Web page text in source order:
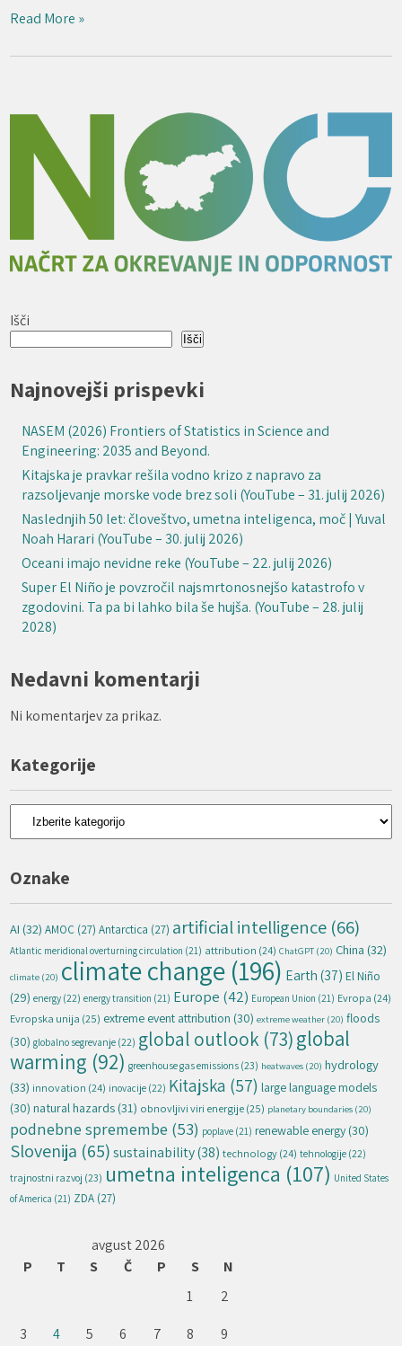
Read More »
Išči
Išči
Najnovejši prispevki
NASEM (2026) Frontiers of Statistics in Science and
Engineering: 2035 and Beyond.
Kitajska je pravkar rešila vodno krizo z napravo za
razsoljevanje morske vode brez soli (YouTube – 31. julij 2026)
Naslednjih 50 let: človeštvo, umetna inteligenca, moč | Yuval
Noah Harari (YouTube – 30. julij 2026)
Oceani imajo nevidne reke (YouTube – 22. julij 2026)
Super El Niño je povzročil najsmrtonosnejšo katastrofo v
zgodovini. Ta pa bi lahko bila še hujša. (YouTube – 28. julij
2028)
Nedavni komentarji
Ni komentarjev za prikaz.
Kategorije
Kategorije
Oznake
AI (32) AMOC (27) Antarctica (27) artificial intelligence (66)
Atlantic meridional overturning circulation (21) attribution (24) ChatGPT (20) China (32)
climate (20) climate change (196) Earth (37) El Niño
(29) energy (22) energy transition (21) Europe (42) European Union (21) Evropa (24)
Evropska unija (25) extreme event attribution (30) extreme weather (20) floods
(30) globalno segrevanje (22) global outlook (73)global
warming (92) greenhouse gas emissions (23) heatwaves (20) hydrology
(33) innovation (24) inovacije (22) Kitajska (57) large language models
(30) natural hazards (31) obnovljivi viri energije(25) planetary boundaries (20)
podnebne spremembe (53) poplave (21) renewable energy (30)
Slovenija (65) sustainability(38) technology(24) tehnologije (22)
trajnostni razvoj (23) umetna inteligenca (107) United States
of America (21) ZDA (27)
avgust 2026
P
T S Č P S
N
1
2
3
4 5 6 7 8 9